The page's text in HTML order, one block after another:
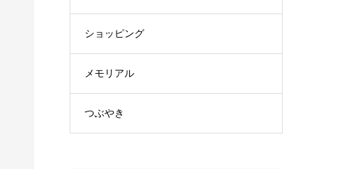
ショッピング
メモリアル
つぶやき